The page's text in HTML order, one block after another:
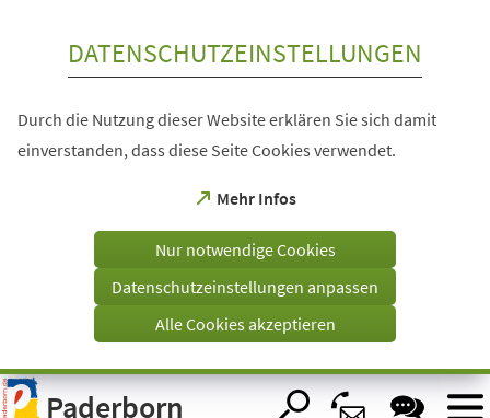
Visuelle
Assistenzsoftware
DATENSCHUTZEINSTELLUNGEN
Durch die Nutzung dieser Website erklären Sie sich damit
einverstanden, dass diese Seite Cookies verwendet.
Mehr Infos
(Öffnet
einem
Tab)
Nur notwendige Cookies
Datenschutzeinstellungen anpassen
Alle Cookies akzeptieren
Paderborn